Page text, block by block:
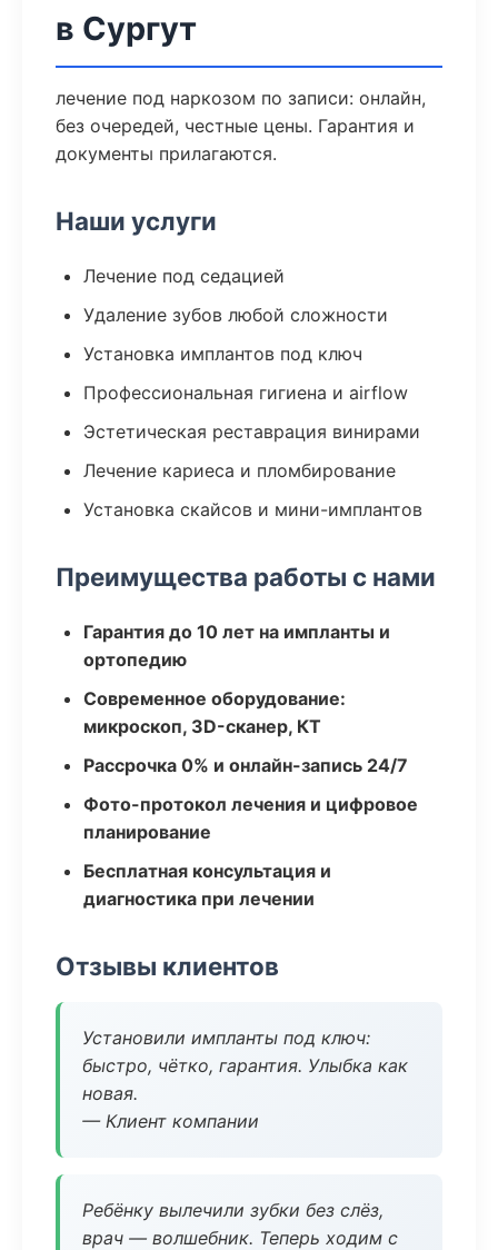
в Сургут
лечение под наркозом по записи: онлайн,
без очередей, честные цены. Гарантия и
документы прилагаются.
Наши услуги
Лечение под седацией
Удаление зубов любой сложности
Установка имплантов под ключ
Профессиональная гигиена и airflow
Эстетическая реставрация винирами
Лечение кариеса и пломбирование
Установка скайсов и мини-имплантов
Преимущества работы с нами
Гарантия до 10 лет на импланты и
ортопедию
Современное оборудование:
микроскоп, 3D-сканер, КТ
Рассрочка 0% и онлайн-запись 24/7
Фото-протокол лечения и цифровое
планирование
Бесплатная консультация и
диагностика при лечении
Отзывы клиентов
Установили импланты под ключ:
быстро, чётко, гарантия. Улыбка как
новая.
— Клиент компании
Ребёнку вылечили зубки без слёз,
врач — волшебник. Теперь ходим с